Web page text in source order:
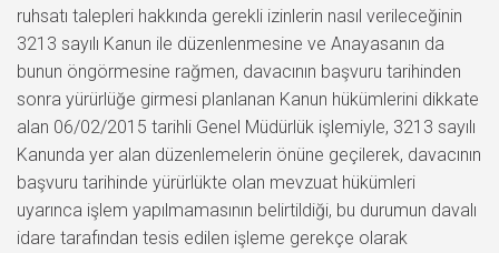
ruhsatı talepleri hakkında gerekli izinlerin nasıl verileceğinin
3213 sayılı Kanun ile düzenlenmesine ve Anayasanın da
bunun öngörmesine rağmen, davacının başvuru tarihinden
sonra yürürlüğe girmesi planlanan Kanun hükümlerini dikkate
alan 06/02/2015 tarihli Genel Müdürlük işlemiyle, 3213 sayılı
Kanunda yer alan düzenlemelerin önüne geçilerek, davacının
başvuru tarihinde yürürlükte olan mevzuat hükümleri
uyarınca işlem yapılmamasının belirtildiği, bu durumun davalı
idare tarafından tesis edilen işleme gerekçe olarak